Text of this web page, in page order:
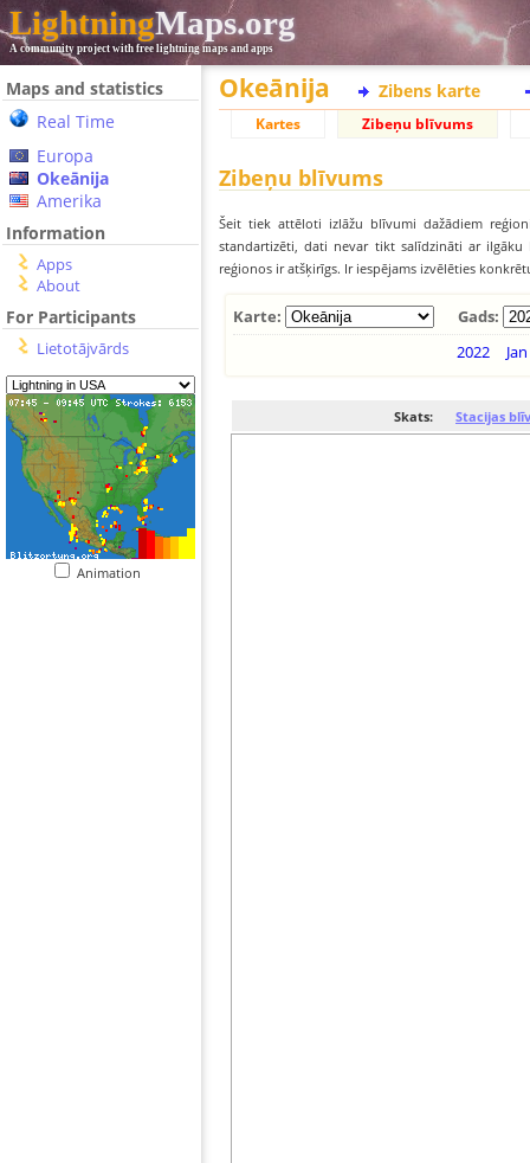
LightningMaps.org
A community project with free lightning maps and apps
Maps and statistics
Real Time
Europa
Okeānija
Amerika
Information
Apps
About
For Participants
Lietotājvārds
Animation
Okeānija Zibens karte
Kartes Zibeņu blīvums
Zibeņu blīvums
Šeit tiek attēloti izlāžu blīvumi dažādiem
standartizēti, dati nevar tikt salīdzināti ar ilgāku
reģionos ir atšķirīgs. Ir iespējams izvēlēties
Karte:
Gads:
2022
Jan
Skats: Stacijas